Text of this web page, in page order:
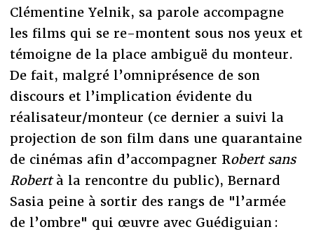
Clémentine Yelnik, sa parole accompagne
les films qui se re-montent sous nos yeux et
témoigne de la place ambiguë du monteur.
De fait, malgré l’omniprésence de son
discours et l’implication évidente du
réalisateur/monteur (ce dernier a suivi la
projection de son film dans une quarantaine
de cinémas afin d’accompagner Robert sans
Robertà la rencontre du public), Bernard
Sasia peine à sortir des rangs de "l’armée
de l’ombre" qui œuvre avec Guédiguian :